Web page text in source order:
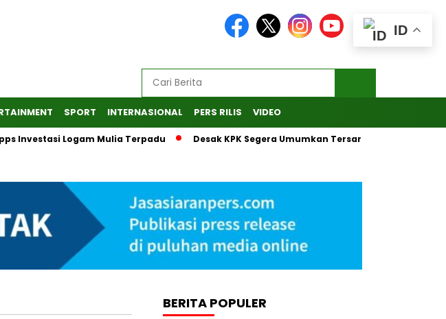
SPORT INTERNASIONAL PERS RILIS VIDEO
Logam Mulia Terpadu Desak KPK Segera Umumkan Tersangka, MAKI Laporkan
BERITA POPULER
ID